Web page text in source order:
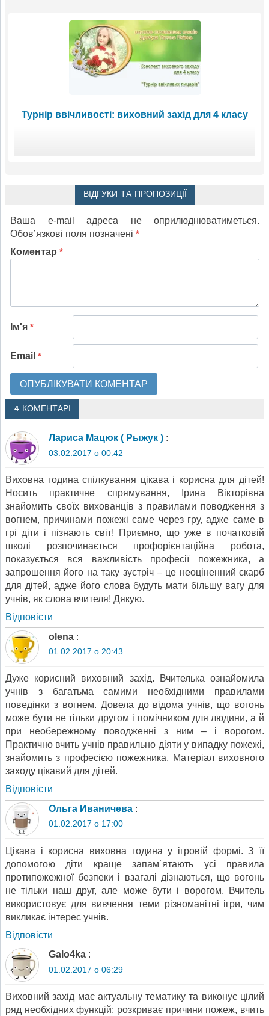
Турнір ввічливості: виховний захід для 4 класу
ВІДГУКИ ТА ПРОПОЗИЦІЇ
Ваша e-mail адреса не оприлюднюватиметься.
Обов’язкові поля позначені *
Коментар *
Ім'я *
Email *
4 КОМЕНТАРІ
Лариса Мацюк ( Рыжук ) :
03.02.2017 о 00:42
Виховна година спілкування цікава і корисна для дітей!
Носить практичне спрямування, Ірина Вікторівна
знайомить своїх вихованців з правилами поводження з
вогнем, причинами пожежі саме через гру, адже саме в
грі діти і пізнають світ! Приємно, що уже в початковій
школі розпочинається профорієнтаційна робота,
показується вся важливість професії пожежника, а
запрошення його на таку зустріч – це неоціненний скарб
для дітей, адже його слова будуть мати більшу вагу для
учнів, як слова вчителя! Дякую.
Відповіcти
olena :
01.02.2017 о 20:43
Дуже корисний виховний захід. Вчителька ознайомила
учнів з багатьма самими необхідними правилами
поведінки з вогнем. Довела до відома учнів, що вогонь
може бути не тільки другом і помічником для людини, а й
при необережному поводженні з ним – і ворогом.
Практично вчить учнів правильно діяти у випадку пожежі,
знайомить з професією пожежника. Матеріал виховного
заходу цікавий для дітей.
Відповіcти
Ольга Иваничева :
01.02.2017 о 17:00
Цікава і корисна виховна година у ігровій формі. З її
допомогою діти краще запам´ятають усі правила
протипожежної безпеки і взагалі дізнаються, що вогонь
не тільки наш друг, але може бути і ворогом. Вчитель
використовує для вивчення теми різноманітні ігри, чим
викликає інтерес учнів.
Відповіcти
Galo4ka :
01.02.2017 о 06:29
Виховний захід має актуальну тематику та виконує цілий
ряд необхідних функцій: розкриває причини пожеж, вчить